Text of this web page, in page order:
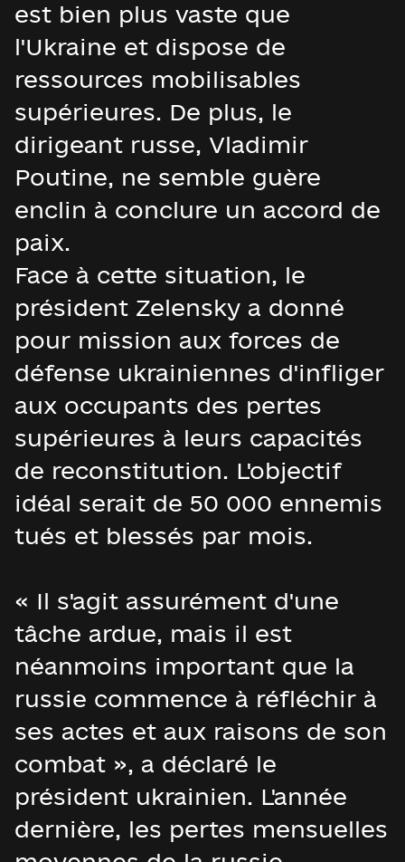
est bien plus vaste que
l'Ukraine et dispose de
ressources mobilisables
supérieures. De plus, le
dirigeant russe, Vladimir
Poutine, ne semble guère
enclin à conclure un accord de
paix.
Face à cette situation, le
président Zelensky a donné
pour mission aux forces de
défense ukrainiennes d'infliger
aux occupants des pertes
supérieures à leurs capacités
de reconstitution. L'objectif
idéal serait de 50 000 ennemis
tués et blessés par mois.
« Il s'agit assurément d'une
tâche ardue, mais il est
néanmoins important que la
russie commence à réfléchir à
ses actes et aux raisons de son
combat », a déclaré le
président ukrainien. L'année
dernière, les pertes mensuelles